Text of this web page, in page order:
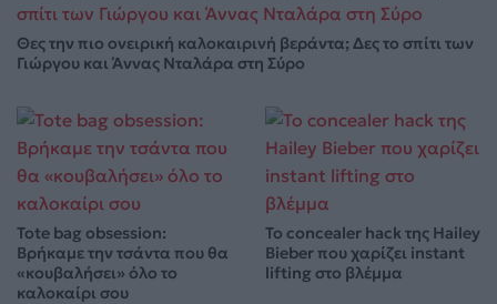
Θες την πιο ονειρική καλοκαιρινή βεράντα; Δες το σπίτι των
Γιώργου και Άννας Νταλάρα στη Σύρο
Tote bag obsession:
Βρήκαμε την τσάντα που θα
«κουβαλήσει» όλο το
καλοκαίρι σου
Το concealer hack της Hailey
Bieber που χαρίζει instant
lifting στο βλέμμα